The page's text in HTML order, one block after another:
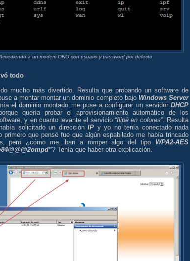
a un modem ONO con usuario y password por defecto
todo
mucho más divertido. Resulta que probando un software de
a montar montar un dominio completo bajo Windows Server
el dominio montado me puse a configurar un servidorDHCP
quería probar el aprovisionamiento automático de los
y en cuanto levante el servicio “flipé en colores”. Resulta
solicitado un dirección IP y yo no tenía conectado nada
primero que pensé fue que algún espabilado me había trincado
pero ¿cómo me iban a romper algo del tipo WPA2-AES
? Tenía que haber otra explicación.